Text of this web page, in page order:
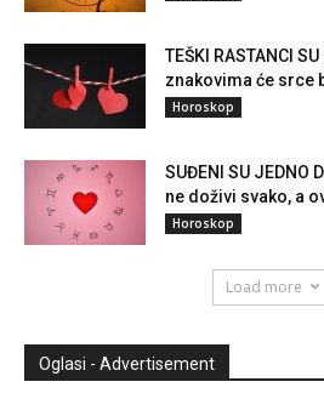
TEŠKI RASTANCI
znakovima će srce
Horoskop
SUĐENI SU JEDNO
ne doživi svako, a
Horoskop
Load more
Oglasi - Advertisement